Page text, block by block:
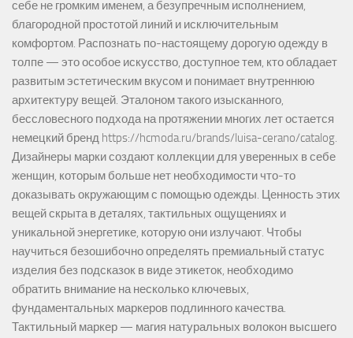
себе не громким именем, а безупречным исполнением,
благородной простотой линий и исключительным
комфортом. Распознать по-настоящему дорогую одежду в
толпе — это особое искусство, доступное тем, кто обладает
развитым эстетическим вкусом и понимает внутреннюю
архитектуру вещей. Эталоном такого изысканного,
бессловесного подхода на протяжении многих лет остается
немецкий бренд https://hcmoda.ru/brands/luisa-cerano/catalog.
Дизайнеры марки создают коллекции для уверенных в себе
женщин, которым больше нет необходимости что-то
доказывать окружающим с помощью одежды. Ценность этих
вещей скрыта в деталях, тактильных ощущениях и
уникальной энергетике, которую они излучают. Чтобы
научиться безошибочно определять премиальный статус
изделия без подсказок в виде этикеток, необходимо
обратить внимание на несколько ключевых,
фундаментальных маркеров подлинного качества.
Тактильный маркер — магия натуральных волокон высшего